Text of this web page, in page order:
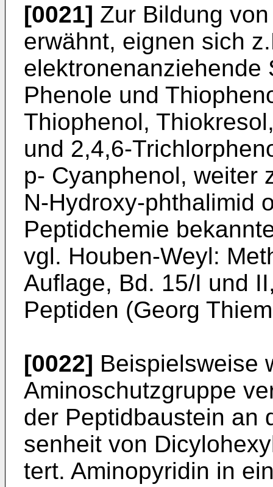
[0021] Zur Bildung
erwähnt, eignen sich
elektronenanziehende
Phenole und
Thiophenol,
und 2,4,6-­
p- Cyanphenol, weiter
N-Hydroxy-phthalimid
Peptidchemie
vgl. Houben-Weyl:
Auflage, Bd. 15/I und
Peptiden (Georg
[0022] Beispielsweise
Aminoschutzgruppe
der Peptidbaustein an
senheit von
tert. Aminopyri­din in